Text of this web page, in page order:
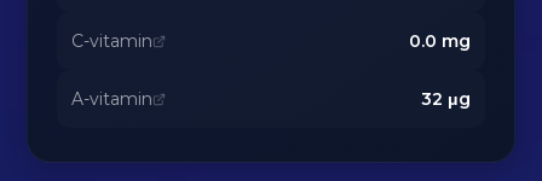
C-vitamin 0.0 mg
A-vitamin 32 μg